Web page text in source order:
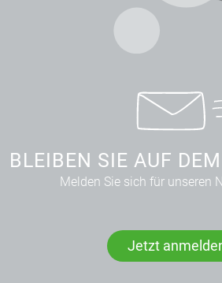
BLEIBEN SIE AUF
Melden Sie sich für unseren
Jetzt